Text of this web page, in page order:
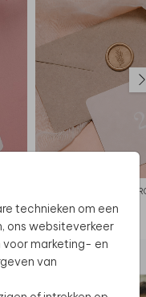
technieken om een
ons websiteverkeer
voor marketing- en
van